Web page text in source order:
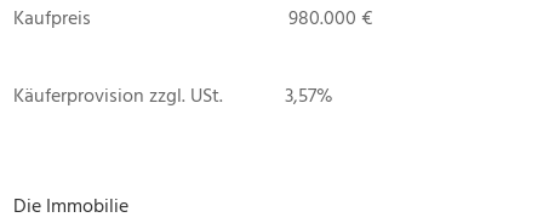
Kaufpreis
980.000 €
Käuferprovision zzgl. USt. 3,57%
Die Immobilie